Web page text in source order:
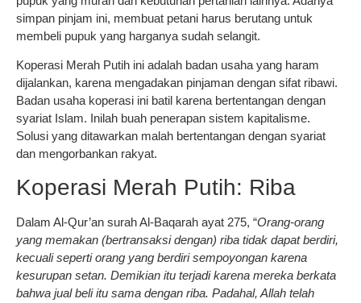
simpan pinjam ini, membuat petani harus berutang untuk
membeli pupuk yang harganya sudah selangit.
Koperasi Merah Putih ini adalah badan usaha yang haram
dijalankan, karena mengadakan pinjaman dengan sifat ribawi.
Badan usaha koperasi ini batil karena bertentangan dengan
syariat Islam. Inilah buah penerapan sistem kapitalisme.
Solusi yang ditawarkan malah bertentangan dengan syariat
dan mengorbankan rakyat.
Koperasi Merah Putih: Riba
Dalam Al-Qur’an surah Al-Baqarah ayat 275, “Orang-orang
yang memakan (bertransaksi dengan) riba tidak dapat berdiri,
kecuali seperti orang yang berdiri sempoyongan karena
kesurupan setan. Demikian itu terjadi karena mereka berkata
bahwa jual beli itu sama dengan riba. Padahal, Allah telah